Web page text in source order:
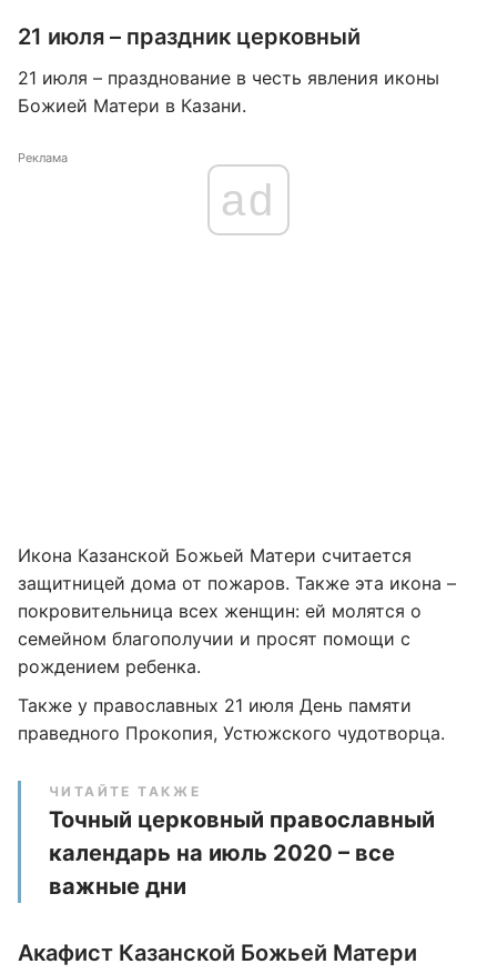
21 июля – праздник церковный
21 июля – празднование в честь явления иконы
Божией Матери в Казани.
Реклама
ad
Икона Казанской Божьей Матери считается
защитницей дома от пожаров. Также эта икона –
покровительница всех женщин: ей молятся о
семейном благополучии и просят помощи с
рождением ребенка.
Также у православных 21 июля День памяти
праведного Прокопия, Устюжского чудотворца.
ЧИТАЙТЕ ТАКЖЕ
Точный церковный православный
календарь на июль 2020 – все
важные дни
Акафист Казанской Божьей Матери